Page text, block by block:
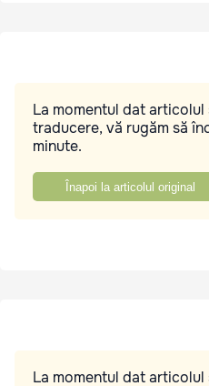
La momentul dat
traducere, vă rugăm să
minute.
Înapoi la articolul original
La momentul dat